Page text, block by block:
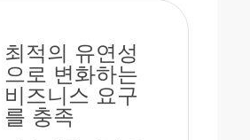
최적의 유연성
으로 변화하는
비즈니스 요구
를 충족